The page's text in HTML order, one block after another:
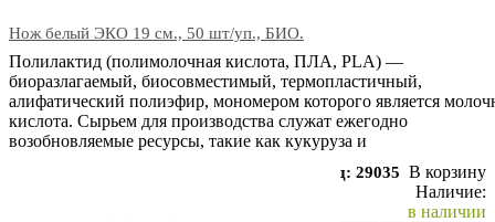
Нож белый ЭКО 19 см., 50 шт/уп., БИО.
Полилактид (полимолочная кислота, ПЛА, PLA) —
биоразлагаемый, биосовместимый, термопластичный,
алифатический полиэфир, мономером которого является
кислота. Сырьем для производства служат ежегодно
возобновляемые ресурсы, такие как кукуруза и
Код: 29035 В корзину
Наличие:
в наличии